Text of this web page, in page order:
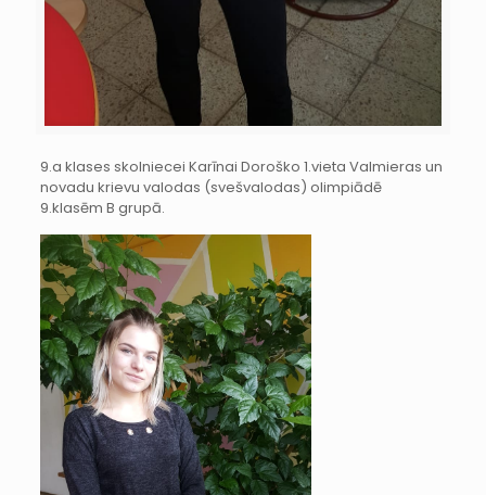
9.a klases skolniecei Karīnai Doroško 1.vieta Valmieras un
novadu krievu valodas (svešvalodas) olimpiādē
9.klasēm B grupā.